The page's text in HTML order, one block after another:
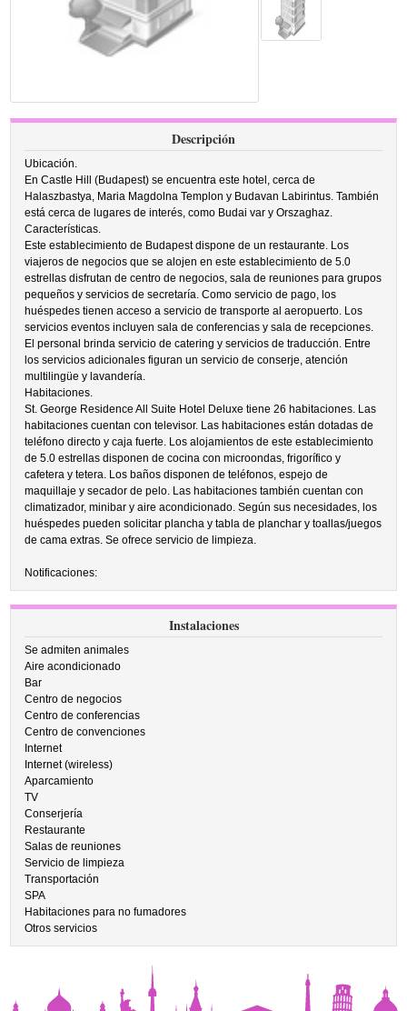
Descripción
Ubicación.
En Castle Hill (Budapest) se encuentra este hotel, cerca de
Halaszbastya, Maria Magdolna Templon y Budavan Labirintus. También
está cerca de lugares de interés, como Budai var y Orszaghaz.
Características.
Este establecimiento de Budapest dispone de un restaurante. Los
viajeros de negocios que se alojen en este establecimiento de 5.0
estrellas disfrutan de centro de negocios, sala de reuniones para grupos
pequeños y servicios de secretaría. Como servicio de pago, los
huéspedes tienen acceso a servicio de transporte al aeropuerto. Los
servicios eventos incluyen sala de conferencias y sala de recepciones.
El personal brinda servicio de catering y servicios de traducción. Entre
los servicios adicionales figuran un servicio de conserje, atención
multilingüe y lavandería.
Habitaciones.
St. George Residence All Suite Hotel Deluxe tiene 26 habitaciones. Las
habitaciones cuentan con televisor. Las habitaciones están dotadas de
teléfono directo y caja fuerte. Los alojamientos de este establecimiento
de 5.0 estrellas disponen de cocina con microondas, frigorífico y
cafetera y tetera. Los baños disponen de teléfonos, espejo de
maquillaje y secador de pelo. Las habitaciones también cuentan con
climatizador, minibar y aire acondicionado. Según sus necesidades, los
huéspedes pueden solicitar plancha y tabla de planchar y toallas/juegos
de cama extras. Se ofrece servicio de limpieza.
Notificaciones:
Instalaciones
Se admiten animales
Aire acondicionado
Bar
Centro de negocios
Centro de conferencias
Centro de convenciones
Internet
Internet (wireless)
Aparcamiento
TV
Conserjería
Restaurante
Salas de reuniones
Servicio de limpieza
Transportación
SPA
Habitaciones para no fumadores
Otros servicios